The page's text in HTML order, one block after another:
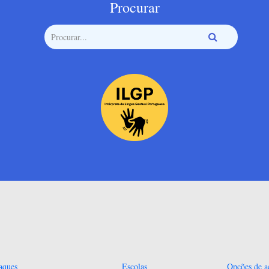
Procurar
Escolas Opções de